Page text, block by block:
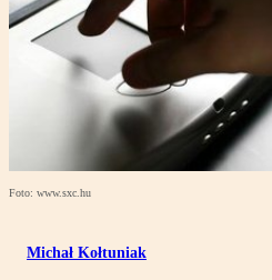
Foto: www.sxc.hu
Michał Kołtuniak